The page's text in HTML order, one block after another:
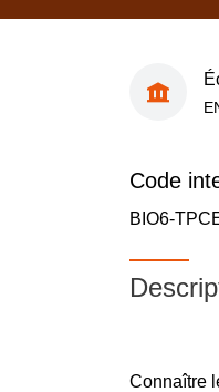
Code
BIO6-
Connaître